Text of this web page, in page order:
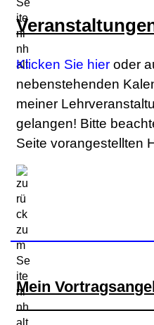
Klicken Sie hier oder
nebenstehenden
meiner
gelangen! Bitte
Seite vorangestellten
Mein